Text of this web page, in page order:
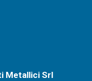
Metallici Srl